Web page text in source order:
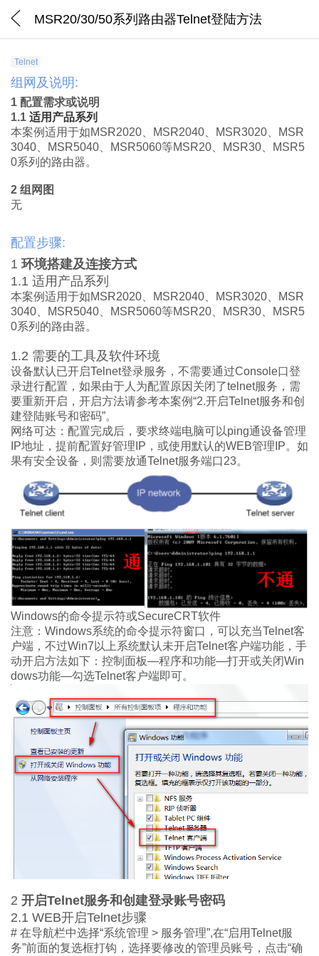
MSR20/30/50系列路由器Telnet登陆方法
Telnet
组网及说明:
1 配置需求或说明
1.1 适用产品系列
本案例适用于如MSR2020、 MSR2040、 MSR3020、
MSR
3040、 MSR5040、 MSR5060等MSR20、 MSR30、
MSR5
0系列的路由器。
2 组网图
无
配置步骤:
1 环境搭建及连接方式
1.1 适用 产品系列
本案例适用于如MSR2020、 MSR2040、 MSR3020、
MSR
3040、 MSR5040、 MSR5060等MSR20、 MSR30、
MSR5
0系列的路由器。
1.2 需要的工具及软件环境
设备默认已开启Telnet登录服务， 不需要通过Console口登
录进行配置， 如果由于人为配置原因关闭了telnet服务 ， 需
要重新开启，开启方法请参考本案例“2.开启Telnet服务和创
建登陆账号和密码”。
网络可达： 配置完成后， 要求终端电脑可以ping通设备管理
IP地址， 提前配置好管理 IP ，或使用默认 的WEB管理 IP。如
果有安全设备 ，则需要放通Telnet服务端口23。
Windows的命令提示符或SecureCRT软件
注意： Windows系统的命令提示符窗口，可以充当Telnet客
户端，不过Win7 以上系统默认未开启Telnet客户端功能， 手
动开启方法如下：控制 面板—程序和功能—打开或关闭Win
dows功能—勾选Telnet客户端即可。
2 开启Telnet服务和创建登录账号密码
2.1 WEB开启Telnet步骤
# 在导航栏中选择“系统管理 > 服务管理”,在“启用Telnet服
务”前面的复选框打钩 ，选择要修改的管理员账号，点击“确